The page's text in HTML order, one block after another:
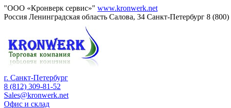
"ООО «Кронверк сервис»" www.kronwerk.net
Россия Ленинградская область Салова, 34 Санкт-Петербург 8 (800)
г. Санкт-Петербург
8 (812) 309-81-52
Sales@kronwerk.net
Офис и склад